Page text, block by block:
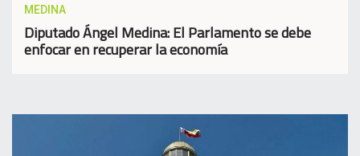
MEDINA
Diputado Ángel Medina: El Parlamento se debe
enfocar en recuperar la economía